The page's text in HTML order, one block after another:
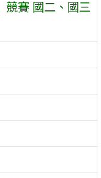
競賽 國二、國三